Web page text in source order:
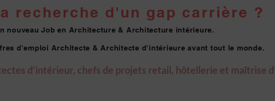
recherche d'un gap carrière ?
nouveau Job en Architecture & Architecture intérieure.
d'emploi Architecte & Architecte d'intérieure avant tout le monde.
d’intérieur, chefs de projets retail, hôtellerie et maîtrise